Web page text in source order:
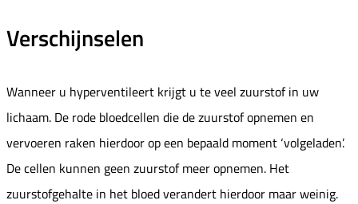
Verschijnselen
Wanneer u hyperventileert krijgt u te veel zuurstof in uw
lichaam. De rode bloedcellen die de zuurstof opnemen en
vervoeren raken hierdoor op een bepaald moment ‘volgeladen’.
De cellen kunnen geen zuurstof meer opnemen. Het
zuurstofgehalte in het bloed verandert hierdoor maar weinig.